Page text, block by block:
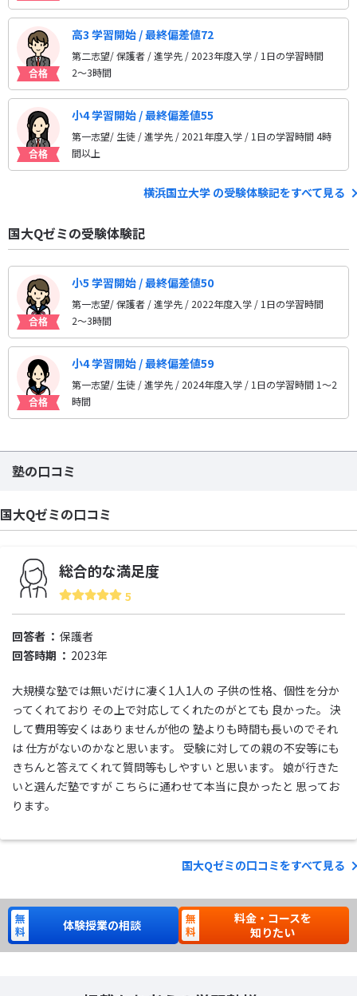
高3 学習開始 / 最終偏差値72
第二志望/ 保護者 / 進学先/ 2023年度入学 / 1日の学習時間
2〜3時間
小4 学習開始 / 最終偏差値55
第一志望/ 生徒 / 進学先/ 2021年度入学 / 1日の学習時間 4時
間以上
横浜国立大学 の受験体験記をすべて見る
国大Qゼミの受験体験記
小5 学習開始 / 最終偏差値50
第一志望/ 保護者 / 進学先/ 2022年度入学 / 1日の学習時間
2〜3時間
小4 学習開始 / 最終偏差値59
第一志望/ 生徒 / 進学先/ 2024年度入学 / 1日の学習時間 1〜2
時間
塾の口コミ
国大Qゼミの口コミ
総合的な満足度
5
回答者
保護者
回答時期
2023年
大規模な塾では無いだけに凄く1人1人の 子供の性格、個性を分か
ってくれており その上で対応してくれたのがとても 良かった。 決
して費用等安くはありませんが他の 塾よりも時間も長いのでそれ
は 仕方がないのかなと思います。 受験に対しての親の不安等にも
きちんと答えてくれて質問等もしやすい と思います。 娘が行きた
いと選んだ塾ですが こちらに通わせて本当に良かったと 思ってお
ります。
国大Qゼミの口コミをすべて見る
体験授業の相談
料金・コースを
知りたい